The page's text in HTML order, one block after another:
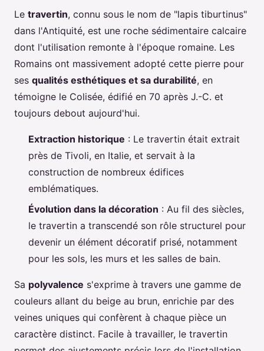
Le travertin, connu sous le nom de "lapis tiburtinus"
dans l'Antiquité, est une roche sédimentaire calcaire
dont l'utilisation remonte à l'époque romaine. Les
Romains ont massivement adopté cette pierre pour
ses qualités esthétiques et sa durabilité, en
témoigne le Colisée, édifié en 70 après J.-C. et
toujours debout aujourd'hui.
Extraction historique : Le travertin était extrait
près de Tivoli, en Italie, et servait à la
construction de nombreux édifices
emblématiques.
Évolution dans la décoration : Au fil des siècles,
le travertin a transcendé son rôle structurel pour
devenir un élément décoratif prisé, notamment
pour les sols, les murs et les salles de bain.
Sa polyvalence s'exprime à travers une gamme de
couleurs allant du beige au brun, enrichie par des
veines uniques qui confèrent à chaque pièce un
caractère distinct. Facile à travailler, le travertin